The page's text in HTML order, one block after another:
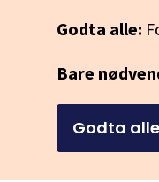
Godta alle:
Bare
Godta alle